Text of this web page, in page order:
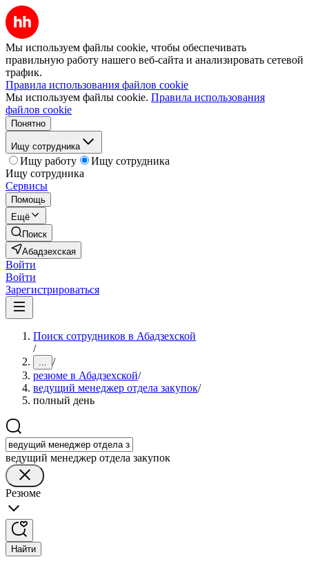
Мы используем файлы cookie, чтобы обеспечивать
правильную работу нашего веб-сайта и анализировать сетевой
трафик.
Правила использования файлов cookie
Мы используем файлы cookie. Правила использования
файлов cookie
Понятно
Ищу сотрудника
Ищу работу
Ищу сотрудника
Ищу сотрудника
Сервисы
Помощь
Ещё
Поиск
Абадзехская
Войти
Войти
Зарегистрироваться
Поиск сотрудников в Абадзехской
/
... /
резюме в Абадзехской/
ведущий менеджер отдела закупок/
полный день
ведущий менеджер отдела закупок
Резюме
Найти